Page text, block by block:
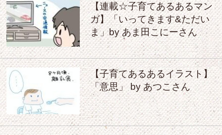
【連載☆子育てあるあるマン
ガ】「いってきます&ただい
ま」by あま田こにーさん
【子育てあるあるイラスト】
「意思」 by あつこさん